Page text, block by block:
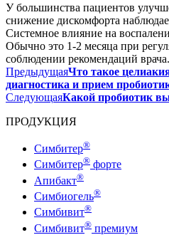
У большинства пациентов
снижение дискомфорта
Системное влияние на
Обычно это 1-2 месяца при
соблюдении рекомендаций врача.
ПредыдущаяЧто такое
диагностика и прием
СледующаяКакой пробиотик
ПРОДУКЦИЯ
Симбитер®
Симбитер® форте
Апибакт®
Симбиогель®
Симбивит®
Симбивит® премиум